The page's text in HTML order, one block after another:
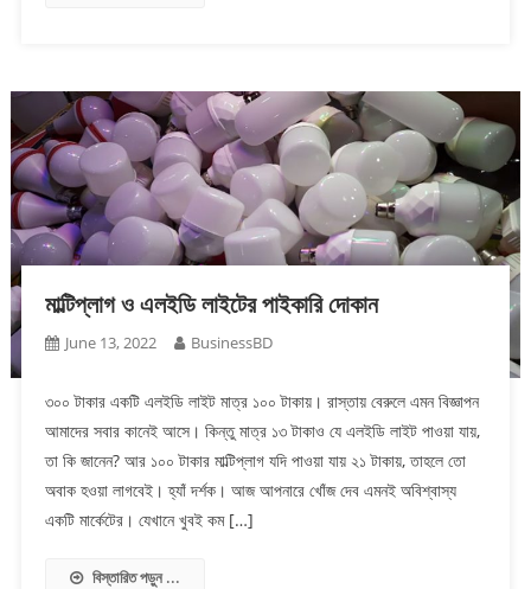
মাল্টিপ্লাগ ও এলইডি লাইটের পাইকারি দোকান
June 13, 2022 BusinessBD
৩০০ টাকার একটি এলইডি লাইট মাত্র ১০০ টাকায়। রাস্তায় বেরুলে এমন বিজ্ঞাপন
আমাদের সবার কানেই আসে। কিন্তু মাত্র ১৩ টাকাও যে এলইডি লাইট পাওয়া যায়,
তা কি জানেন? আর ১০০ টাকার মাল্টিপ্লাগ যদি পাওয়া যায় ২১ টাকায়, তাহলে তো
অবাক হওয়া লাগবেই। হ্যাঁ দর্শক। আজ আপনারে খোঁজ দেব এমনই অবিশ্বাস্য
একটি মার্কেটের। যেখানে খুবই কম […]
বিস্তারিত পড়ুন ...